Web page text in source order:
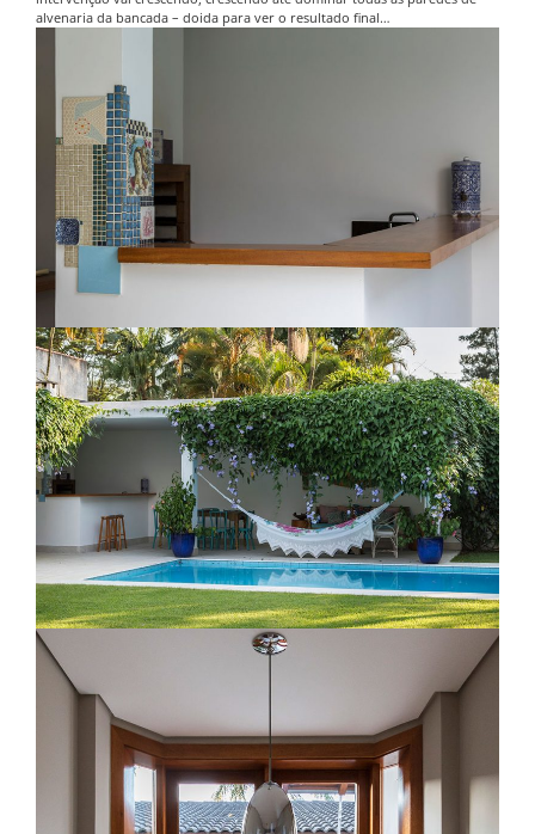
alvenaria da bancada – doida para ver o resultado final…